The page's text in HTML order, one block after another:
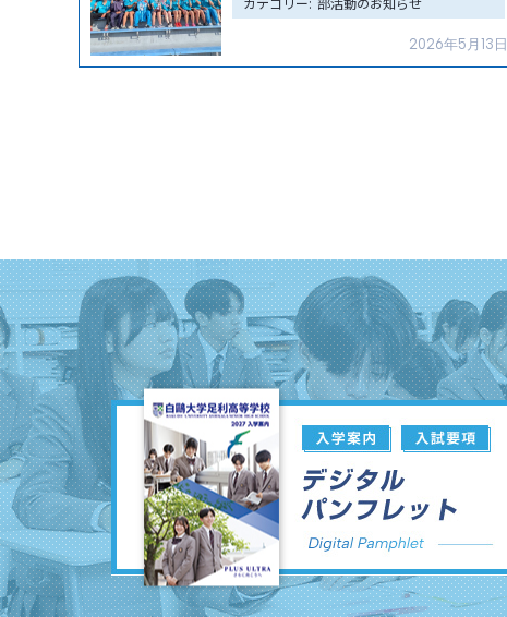
ナ
ゲ
ー
シ
ョ
ン
2026年5月13日